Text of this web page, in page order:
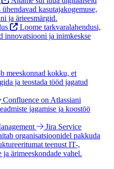
kasutajakogemuse,
ja ärieesmärgid.
Loome tarkvaralahendusi,
innovatsiooni ja inimkeskse
meeskonnad kokku, et
ja teostada tööd jagatud
Confluence on Atlassiani
jagamise ja koostöö
Jira Service
organisatsioonidel pakkuda
teenust IT-,
ja ärimeeskondade vahel.